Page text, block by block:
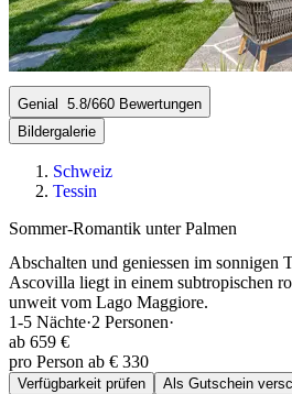
Genial 5.8/660 Bewertungen
Bildergalerie
Schweiz
Tessin
Sommer-Romantik unter Palmen
Abschalten und geniessen im sonnigen
Ascovilla liegt in einem subtropischen
unweit vom Lago Maggiore.
1-5 Nächte·2 Personen·
ab 659 €
pro Person ab € 330
Verfügbarkeit prüfen Als Gutschein